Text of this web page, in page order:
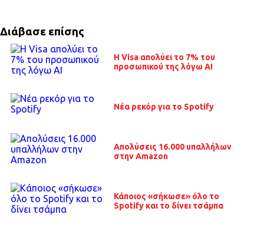
Διάβασε επίσης
H Visa απολύει το 7% του
προσωπικού της λόγω ΑΙ
Νέα ρεκόρ για το Spotify
Απολύσεις 16.000 υπαλλήλων
στην Amazon
Κάποιος «σήκωσε» όλο το
Spotify και το δίνει τσάμπα